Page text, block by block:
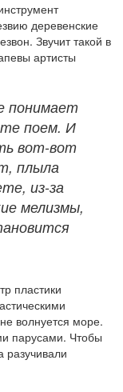
деревенские
Звучит такой в
артисты
понимает
поем. И
вот-вот
плыла
из-за
мелизмы,
пластики
волнуется море.
парусами. Чтобы
разучивали